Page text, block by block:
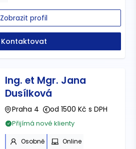
Zobrazit profil
Kontaktovat
Ing. et Mgr. Jana
Dusílková
Praha 4 od 1500 Kč s DPH
Přijímá nové klienty
Osobně Online